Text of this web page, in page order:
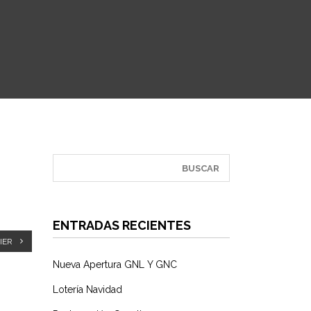
ENTRADAS RECIENTES
Nueva Apertura GNL Y GNC
Lotería Navidad